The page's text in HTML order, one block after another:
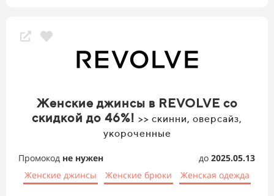
Женские джинсы в REVOLVE со
скидкой до 46%! >> скинни, оверсайз,
укороченные
Промокод не нужен до 2025.05.13
Женские джинсы
Женские брюки Женская одежда